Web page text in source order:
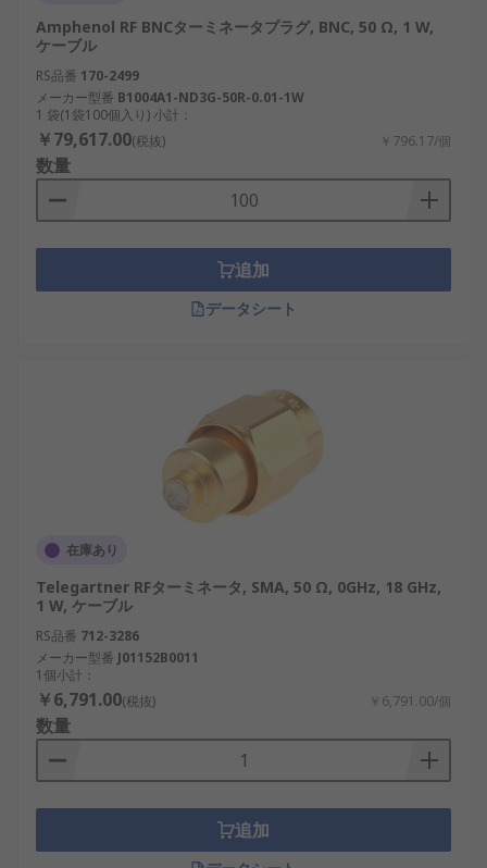
Amphenol RF BNCターミネータプラグ, BNC, 50 Ω, 1 W,
ケーブル
RS品番 170-2499
メーカー型番 B1004A1-ND3G-50R-0.01-1W
1 袋(1袋100個入り) 小計：
￥79,617.00(税抜) ￥796.17/個
数量
追加
データシート
在庫あり
Telegartner RFターミネータ, SMA, 50 Ω, 0GHz, 18 GHz,
1 W, ケーブル
RS品番 712-3286
メーカー型番 J01152B0011
1個小計：
￥6,791.00(税抜) ￥6,791.00/個
数量
追加